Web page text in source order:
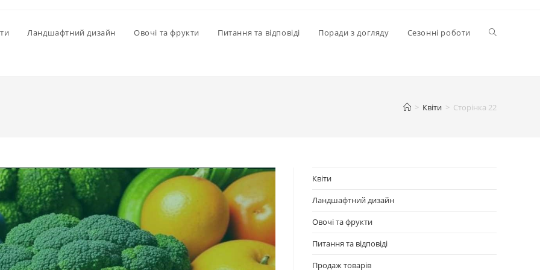
Ландшафтний дизайн Овочі та фрукти Питання та відповіді Поради з догляду Сезонні роботи Перемкнути
> Квіти > Сторінка 22
Квіти
Ландшафтний дизайн
Овочі та фрукти
Питання та відповіді
Продаж товарів